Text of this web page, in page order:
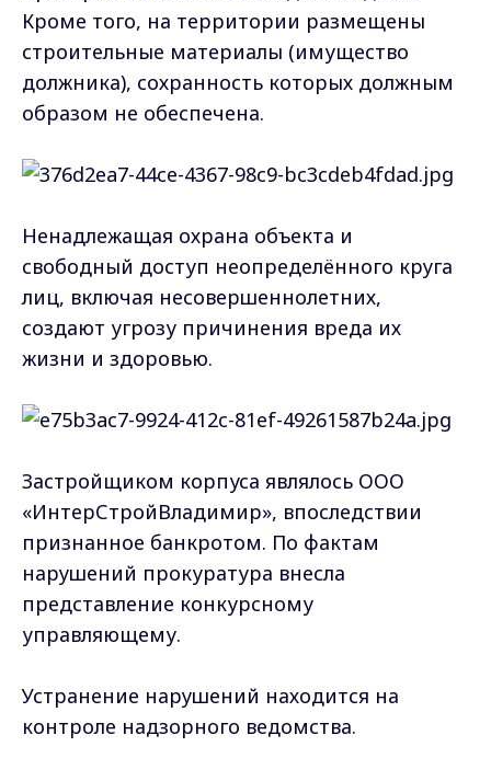
Кроме того, на территории размещены
строительные материалы (имущество
должника), сохранность которых должным
образом не обеспечена.
Ненадлежащая охрана объекта и
свободный доступ неопределённого круга
лиц, включая несовершеннолетних,
создают угрозу причинения вреда их
жизни и здоровью.
Застройщиком корпуса являлось ООО
«ИнтерСтройВладимир», впоследствии
признанное банкротом. По фактам
нарушений прокуратура внесла
представление конкурсному
управляющему.
Устранение нарушений находится на
контроле надзорного ведомства.